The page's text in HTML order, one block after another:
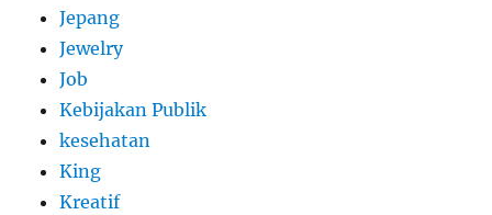
Jepang
Jewelry
Job
Kebijakan Publik
kesehatan
King
Kreatif